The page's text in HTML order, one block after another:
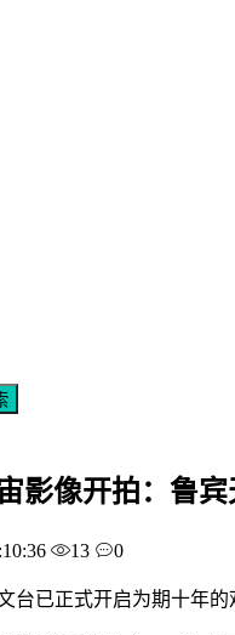
影像开拍：鲁
13 0
台已正式开启为期十年